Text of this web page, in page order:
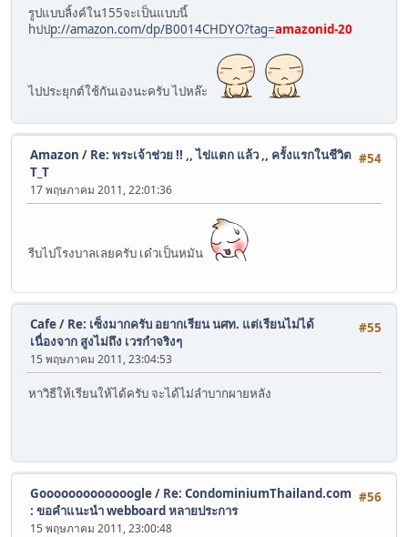
รูปแบบลิ้งค์ใน155จะเป็นแบบนี้
hปปp://amazon.com/dp/B0014CHDYO?tag=amazonid-20
ไปประยุกต์ใช้กันเองนะครับ ไปหล๊ะ
#54
Amazon / Re: พระเจ้าช่วย !! ,, ไข่แตก แล้ว ,, ครั้งแรกในชีวิต
T_T
17 พฤษภาคม 2011, 22:01:36
รีบไปโรงบาลเลยครับ เด๋วเป็นหมัน
#55
Cafe/ Re: เซ็งมากครับ อยากเรียน นศท. แต่เรียนไม่ได้
เนื่องจาก สูงไม่ถึง เวรกำจริงๆ
15 พฤษภาคม 2011, 23:04:53
หาวิธีให้เรียนให้ได้ครับ จะได้ไม่ลำบากผายหลัง
#56
Gooooooooooooogle/ Re: CondominiumThailand.com
: ขอคำแนะนำ webboard หลายประการ
15 พฤษภาคม 2011, 23:00:48